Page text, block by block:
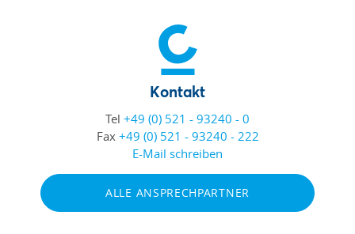
Kontakt
Tel +49 (0) 521 - 93240 - 0
Fax +49 (0) 521 - 93240 - 222
E-Mail schreiben
ALLE ANSPRECHPARTNER